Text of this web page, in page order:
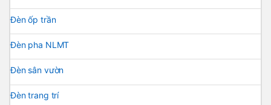
Đèn ốp trần
Đèn pha NLMT
Đèn sân vườn
Đèn trang trí